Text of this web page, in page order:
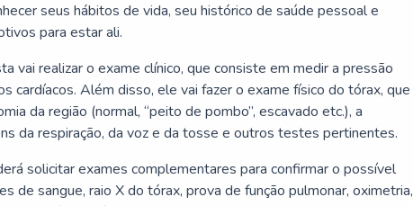
seus hábitos de vida, seu histórico de saúde pessoal e
para estar ali.
vai realizar o exame clínico, que consiste em medir a pressão
cardíacos. Além disso, ele vai fazer o exame físico do tórax, que
da região (normal, “peito de pombo”, escavado etc.), a
da respiração, da voz e da tosse e outros testes pertinentes.
solicitar exames complementares para confirmar o possível
de sangue, raio X do tórax, prova de função pulmonar, oximetria,